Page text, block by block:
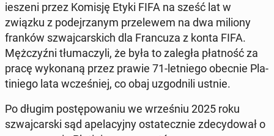
ieszeni przez Komisję Etyki FIFA na sześć lat w
związku z pode­jrzanym przelewem na dwa miliony
franków szwa­j­cars­kich dla Fran­cuza z konta FIFA.
Mężczyźni tłu­maczyli, że była to zaległa płat­ność za
pracę wyko­naną przez prawie 71-let­niego obecnie Pla­
tiniego lata wcześniej, co obaj uz­god­nili ustnie.
Po długim postępowa­niu we wrześniu 2025 roku
szwa­j­cars­ki sąd apela­cyjny os­tate­cznie zde­cy­dował o